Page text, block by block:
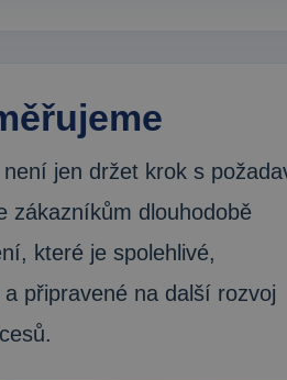
jen držet krok s
zákazníkům dlouhodobě
které je spolehlivé,
připravené na další rozvoj